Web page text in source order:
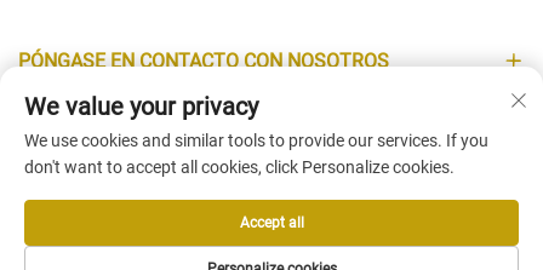
PÓNGASE EN CONTACTO CON NOSOTROS
INFORMACIÓN
Copyright © Fuzhou Jiayi Clothing Co., Ltd. All Rights Reserved -
We value your privacy
We use cookies and similar tools to provide our services. If you
don't want to accept all cookies, click Personalize cookies.
Accept all